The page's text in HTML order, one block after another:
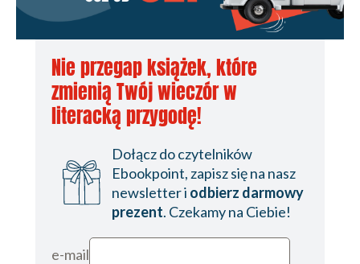
Nie przegap książek, które
zmienią Twój wieczór w
literacką przygodę!
Dołącz do czytelników
Ebookpoint, zapisz się na nasz
newsletter i odbierz darmowy
prezent. Czekamy na Ciebie!
e-mail